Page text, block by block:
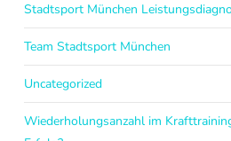
Stadtsport München
Team Stadtsport München
Uncategorized
Wiederholungsanzahl im